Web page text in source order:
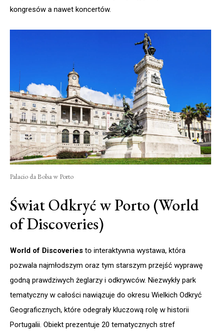
kongresów a nawet koncertów.
Palacio da Bolsa w Porto
Świat Odkryć w Porto (World
of Discoveries)
World of Discoveries to interaktywna wystawa, która
pozwala najmłodszym oraz tym starszym przejść wyprawę
godną prawdziwych żeglarzy i odkrywców. Niezwykły park
tematyczny w całości nawiązuje do okresu Wielkich Odkryć
Geograficznych, które odegrały kluczową rolę w historii
Portugalii. Obiekt prezentuje 20 tematycznych stref